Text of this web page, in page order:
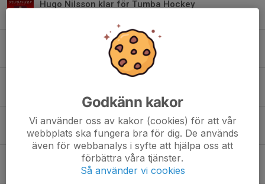
Hugo Nilsson klar för Tumba Hockey
Liam Lundh förlänger med Tumba
0
Lukas Nord Gold klar för Tumba Hockey
Philip Ryegård förlänger med Tumba
7 jul, 18:01 0
Linus Eriksson förlänger med Tumba
5 jul, 21:41 0
Godkänn kakor
Vi använder oss av kakor (cookies) för att vår
webbplats ska fungera bra för dig. De används
även för webbanalys i syfte att hjälpa oss att
förbättra våra tjänster.
Så använder vi cookies